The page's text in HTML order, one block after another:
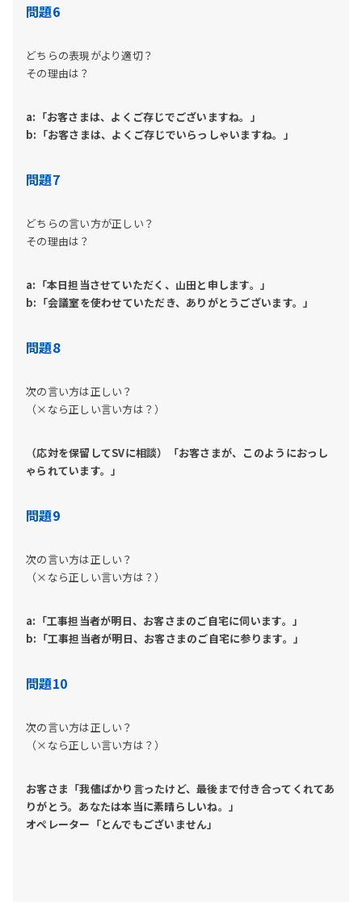
問題6
どちらの表現がより適切？
その理由は？
a:「お客さまは、よくご存じでございますね。」
b:「お客さまは、よくご存じでいらっしゃいますね。」
問題7
どちらの言い方が正しい？
その理由は？
a:「本日担当させていただく、山田と申します。」
b:「会議室を使わせていただき、ありがとうございます。」
問題8
次の言い方は正しい？
（×なら正しい言い方は？）
（応対を保留してSVに相談）「お客さまが、このようにおっし
ゃられています。」
問題9
次の言い方は正しい？
（×なら正しい言い方は？）
a:「工事担当者が明日、お客さまのご自宅に伺います。」
b:「工事担当者が明日、お客さまのご自宅に参ります。」
問題10
次の言い方は正しい？
（×なら正しい言い方は？）
お客さま「我儘ばかり言ったけど、最後まで付き合ってくれてあ
りがとう。あなたは本当に素晴らしいね。」
オペレーター「とんでもございません」